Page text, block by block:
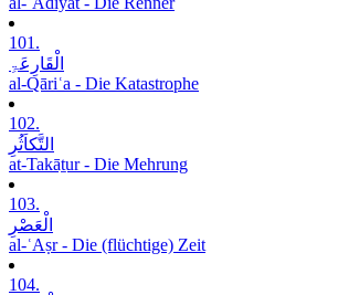
101.
الْقَارِعَۃِ
al-Qāriʿa - Die Katastrophe
102.
التَّکاَثُرِ
at-Takāṯur - Die Mehrung
103.
الْعَصْرِ
al-ʿAṣr - Die (flüchtige) Zeit
104.